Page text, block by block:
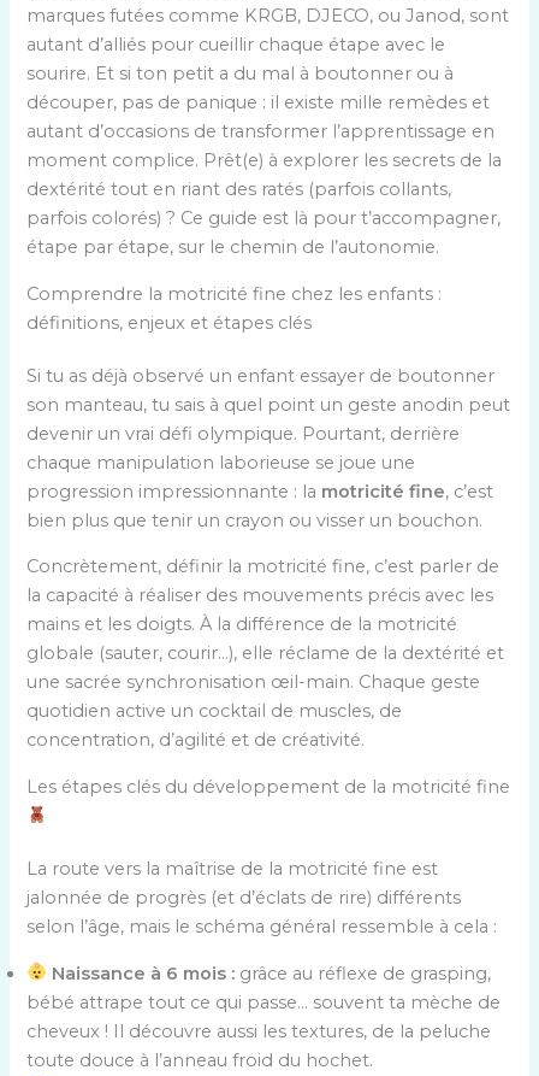
marques futées comme KRGB, DJECO, ou Janod, sont
autant d’alliés pour cueillir chaque étape avec le
sourire. Et si ton petit a du mal à boutonner ou à
découper, pas de panique : il existe mille remèdes et
autant d’occasions de transformer l’apprentissage en
moment complice. Prêt(e) à explorer les secrets de la
dextérité tout en riant des ratés (parfois collants,
parfois colorés) ? Ce guide est là pour t’accompagner,
étape par étape, sur le chemin de l’autonomie.
Comprendre la motricité fine chez les enfants :
définitions, enjeux et étapes clés
Si tu as déjà observé un enfant essayer de boutonner
son manteau, tu sais à quel point un geste anodin peut
devenir un vrai défi olympique. Pourtant, derrière
chaque manipulation laborieuse se joue une
progression impressionnante : la motricité fine, c’est
bien plus que tenir un crayon ou visser un bouchon.
Concrètement, définir la motricité fine, c’est parler de
la capacité à réaliser des mouvements précis avec les
mains et les doigts. À la différence de la motricité
globale (sauter, courir…), elle réclame de la dextérité et
une sacrée synchronisation œil-main. Chaque geste
quotidien active un cocktail de muscles, de
concentration, d’agilité et de créativité.
Les étapes clés du développement de la motricité fine
La route vers la maîtrise de la motricité fine est
jalonnée de progrès (et d’éclats de rire) différents
selon l’âge, mais le schéma général ressemble à cela :
Naissance à 6 mois : grâce au réflexe de grasping,
bébé attrape tout ce qui passe… souvent ta mèche de
cheveux ! Il découvre aussi les textures, de la peluche
toute douce à l’anneau froid du hochet.